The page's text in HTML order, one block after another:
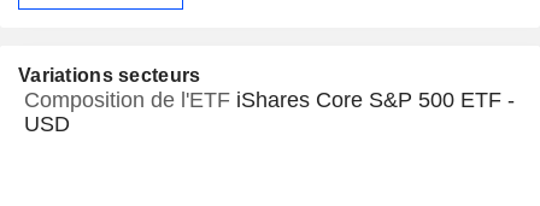
Variations secteurs
Composition de l'ETF iShares Core S&P 500 ETF -
USD